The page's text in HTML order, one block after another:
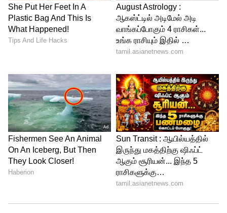
ATM-ல் பணம் எடுக்க கூடுதல் கட்டணம்..
HDFC, PNB வங்கிகளின் புதிய விதிகள்
இதோ!
Image Credit :Gemini AI
அக்கவுன்ட்டில் மினிமம் பேலன்ஸ்
இல்லையா?
அக்கவுன்ட்டில் மினிமம் பேலன்ஸ் இல்லை
என்றால் வங்கிகள் கண்டபடி மறைமுக